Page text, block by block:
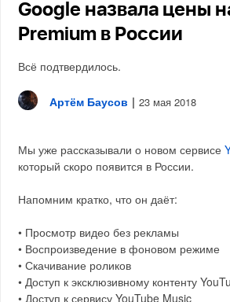
Google назвала цены
Premium в России
Всё подтвердилось.
Артём Баусов | 23 мая 2018
Мы уже рассказывали о новом сервисе
который скоро появится в России.
Напомним кратко, что он даёт:
​• Просмотр видео без рекламы
• Воспроизведение в фоновом режиме
• Скачивание роликов
• Доступ к эксклюзивному контенту
• Доступ к сервису YouTube Music